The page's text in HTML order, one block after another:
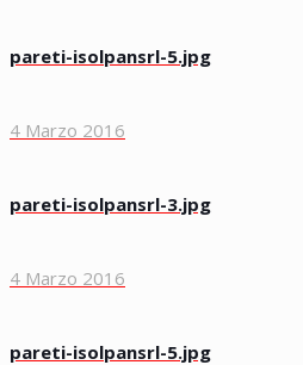
pareti-isolpansrl-5.jpg
4 Marzo 2016
pareti-isolpansrl-3.jpg
4 Marzo 2016
pareti-isolpansrl-5.jpg